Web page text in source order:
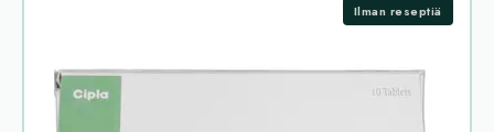
Ilman reseptiä